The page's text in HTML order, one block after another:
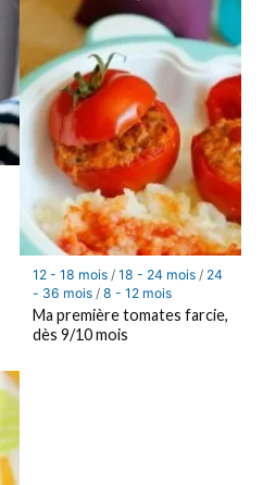
12 - 18 mois/ 18 - 24 mois/ 24
- 36 mois/ 8 - 12 mois
Ma première tomates farcie,
dès 9/10 mois